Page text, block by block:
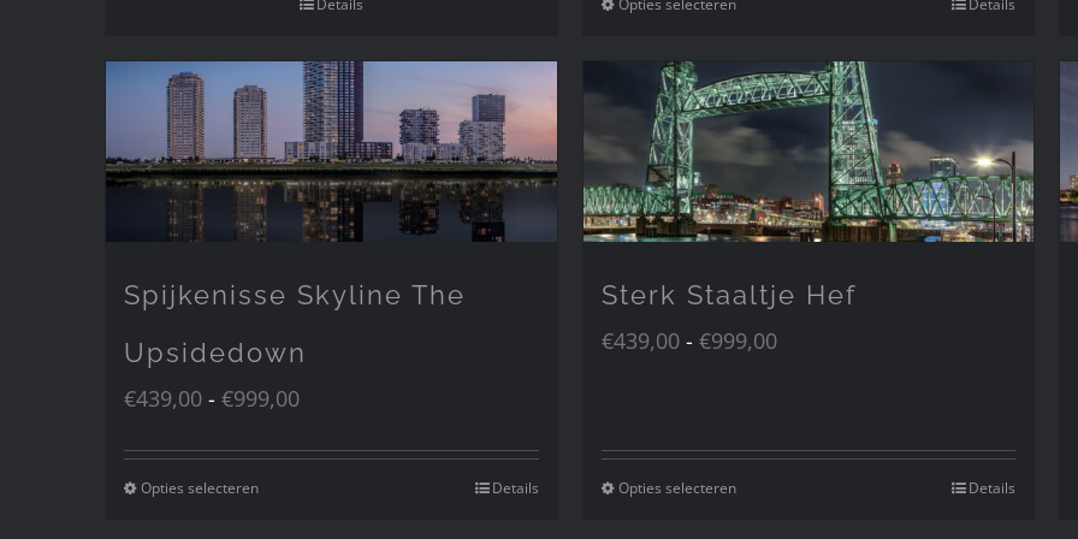
Details Opties selecterenDit
heeft
meerdere
variaties.
optie
kan
gekozen
worden
op
Details
Spijkenisse Skyline The
Upsidedown
€439,00 - €999,00Prijsklasse:
tot
Opties selecterenDit
Details
Sterk Staaltje Hef
€439,00 - €999,00Prijsklasse:
Opties selecterenDit
Details